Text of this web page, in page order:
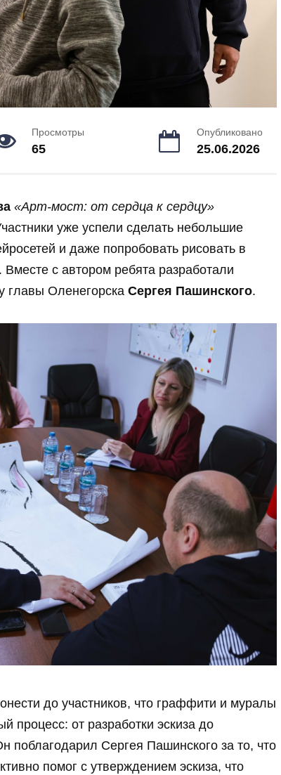
Просмотры
65
Опубликовано
25.06.2026
«Арт-мост: от сердца к сердцу»
уже успели сделать небольшие
и даже попробовать рисовать в
Вместе с автором ребята разработали
главы Оленегорска Сергея Пашинского.
до участников, что граффити и муралы
процесс: от разработки эскиза до
поблагодарил Сергея Пашинского за то, что
помог с утверждением эскиза, что